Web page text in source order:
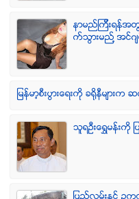
နာမည္ၾကီးရန္အတ
က္သြားမည္႔ အင္
ျမန္မာ့စီးပြားေရးကို ခရိုနီမ်
သူရဦးေရႊမန္း